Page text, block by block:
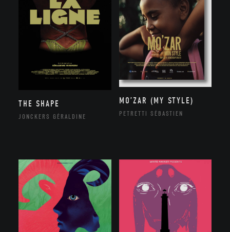
THE SHAPE
JONCKERS GÉRALDINE
MO’ZAR (MY STYLE)
PETRETTI SÉBASTIEN